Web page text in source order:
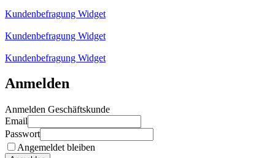
Kundenbefragung Widget
Kundenbefragung Widget
Kundenbefragung Widget
Anmelden
Anmelden Geschäftskunde
Email
Passwort
Angemeldet bleiben